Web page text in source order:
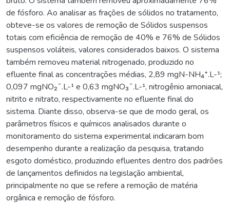
de fósforo. Ao analisar as frações de sólidos no tratamento,
obteve-se os valores de remoção de Sólidos suspensos
totais com eficiência de remoção de 40% e 76% de Sólidos
suspensos voláteis, valores considerados baixos. O sistema
também removeu material nitrogenado, produzido no
efluente final as concentrações médias, 2,89 mgN-NH₄⁺.L-¹;
0,097 mgNO₂¯.L-¹ e 0,63 mgNO₃¯.L-¹, nitrogênio amoniacal,
nitrito e nitrato, respectivamente no efluente final do
sistema. Diante disso, observa-se que de modo geral, os
parâmetros físicos e químicos analisados durante o
monitoramento do sistema experimental indicaram bom
desempenho durante a realização da pesquisa, tratando
esgoto doméstico, produzindo efluentes dentro dos padrões
de lançamentos definidos na legislação ambiental,
principalmente no que se refere a remoção de matéria
orgânica e remoção de fósforo.